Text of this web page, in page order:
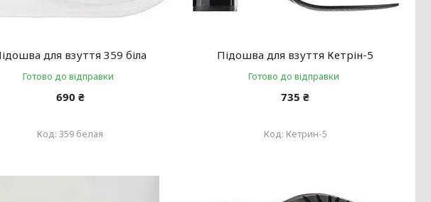
для взуття 359 біла
Готово до відправки
690 ₴
359 белая
Підошва для взуття Кетрін-5
Готово до відправки
735 ₴
Кетрин-5